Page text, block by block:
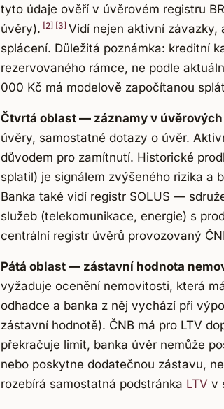
tyto údaje ověří v úvěrovém registru
úvěry). [2] [3] Vidí nejen aktivní závazky,
splácení. Důležitá poznámka: kreditní
rezervovaného rámce, ne podle
000 Kč má modelově započítanou
Čtvrtá oblast — záznamy v
úvěry, samostatné dotazy o úvěr.
důvodem pro zamítnutí. Historické
splatil) je signálem zvýšeného rizika a
Banka také vidí registr SOLUS —
služeb (telekomunikace, energie) s
centrální registr úvěrů provozovaný
Pátá oblast — zástavní hodnota
vyžaduje ocenění nemovitosti, která
odhadce a banka z něj vychází při
zástavní hodnotě). ČNB má pro LTV
překračuje limit, banka úvěr nemůže
nebo poskytne dodatečnou zástavu,
rozebírá samostatná podstránka LTV v